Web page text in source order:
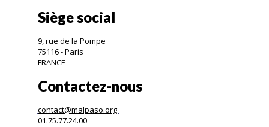
Siège social
9, rue de la Pompe
75116 - Paris
FRANCE
Contactez-nous
contact@malpaso.org
01.75.77.24.00